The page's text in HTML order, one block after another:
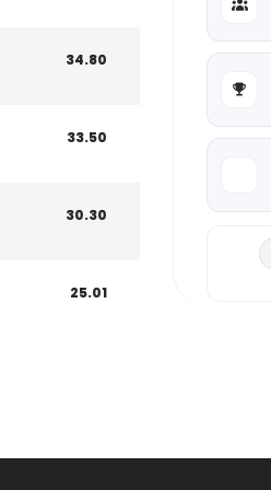
34.80
33.50
30.30
25.01